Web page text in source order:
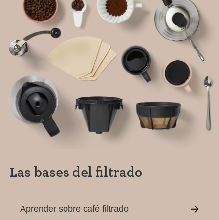
Home
Recetas de café
Tutoriales
Tercera ola
Inspiración
Las bases del filtrado
Aprender sobre café filtrado